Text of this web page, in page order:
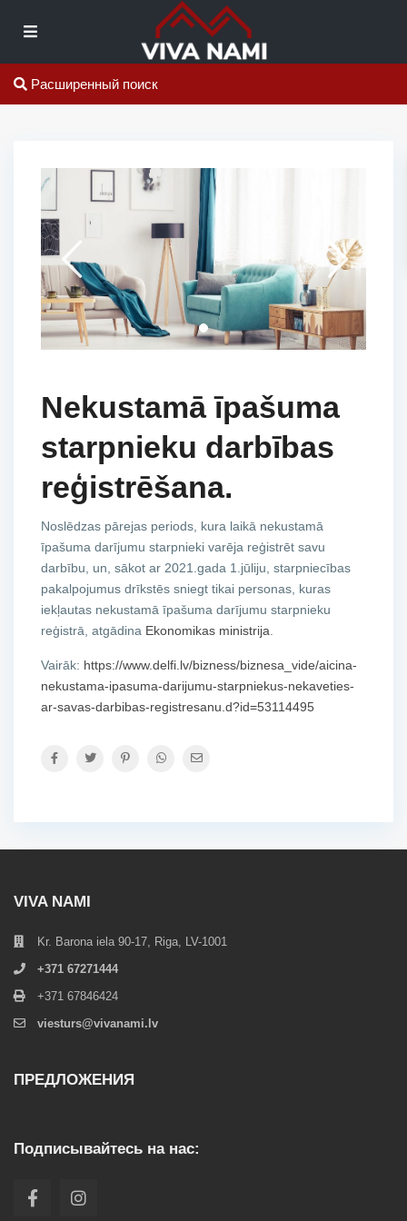
Расширенный поиск
Nekustamā īpašuma
starpnieku darbības
reģistrēšana.
Noslēdzas pārejas periods, kura laikā nekustamā
īpašuma darījumu starpnieki varēja reģistrēt savu
darbību, un, sākot ar 2021.gada 1.jūliju, starpniecības
pakalpojumus drīkstēs sniegt tikai personas, kuras
iekļautas nekustamā īpašuma darījumu starpnieku
reģistrā, atgādina Ekonomikas ministrija.
Vairāk: https://www.delfi.lv/bizness/biznesa_vide/aicina-
nekustama-ipasuma-darijumu-starpniekus-nekaveties-
ar-savas-darbibas-registresanu.d?id=53114495
VIVA NAMI
Kr. Barona iela 90-17, Riga, LV-1001
+371 67271444
+371 67846424
viesturs@vivanami.lv
ПРЕДЛОЖЕНИЯ
Подписывайтесь на нас: